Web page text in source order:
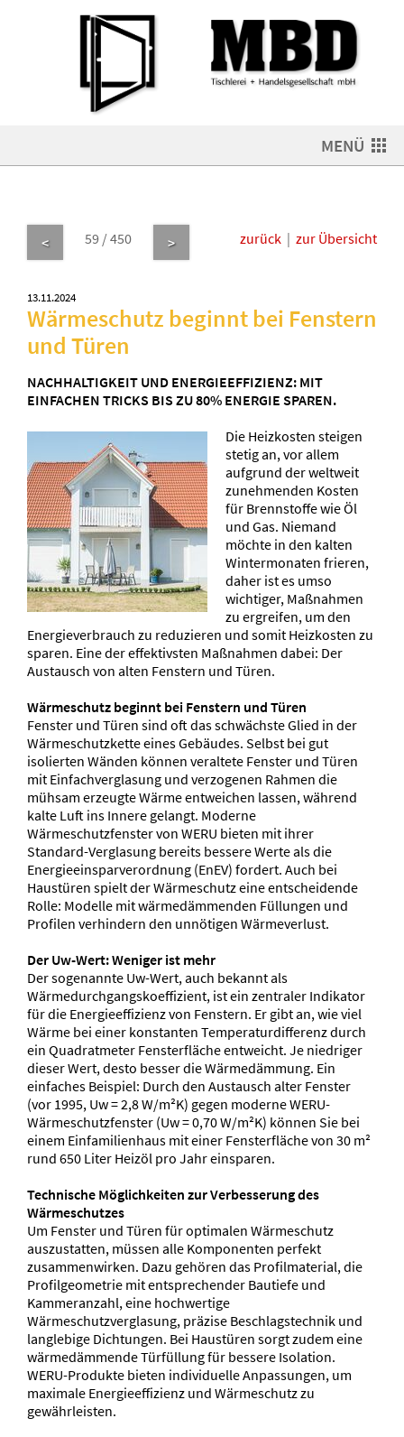
MENÜ
< 59 / 450 > zurück | zur Übersicht
13.11.2024
Wärmeschutz beginnt bei Fenstern
und Türen
NACHHALTIGKEIT UND ENERGIEEFFIZIENZ: MIT
EINFACHEN TRICKS BIS ZU 80% ENERGIE SPAREN.
Die Heizkosten steigen
stetig an, vor allem
aufgrund der weltweit
zunehmenden Kosten
für Brennstoffe wie Öl
und Gas. Niemand
möchte in den kalten
Wintermonaten frieren,
daher ist es umso
wichtiger, Maßnahmen
zu ergreifen, um den
Energieverbrauch zu reduzieren und somit Heizkosten zu
sparen. Eine der effektivsten Maßnahmen dabei: Der
Austausch von alten Fenstern und Türen.
Wärmeschutz beginnt bei Fenstern und Türen
Fenster und Türen sind oft das schwächste Glied in der
Wärmeschutzkette eines Gebäudes. Selbst bei gut
isolierten Wänden können veraltete Fenster und Türen
mit Einfachverglasung und verzogenen Rahmen die
mühsam erzeugte Wärme entweichen lassen, während
kalte Luft ins Innere gelangt. Moderne
Wärmeschutzfenster von WERU bieten mit ihrer
Standard-Verglasung bereits bessere Werte als die
Energieeinsparverordnung (EnEV) fordert. Auch bei
Haustüren spielt der Wärmeschutz eine entscheidende
Rolle: Modelle mit wärmedämmenden Füllungen und
Profilen verhindern den unnötigen Wärmeverlust.
Der Uw-Wert: Weniger ist mehr
Der sogenannte Uw-Wert, auch bekannt als
Wärmedurchgangskoeffizient, ist ein zentraler Indikator
für die Energieeffizienz von Fenstern. Er gibt an, wie viel
Wärme bei einer konstanten Temperaturdifferenz durch
ein Quadratmeter Fensterfläche entweicht. Je niedriger
dieser Wert, desto besser die Wärmedämmung. Ein
einfaches Beispiel: Durch den Austausch alter Fenster
(vor 1995, Uw = 2,8 W/m²K) gegen moderne WERU-
Wärmeschutzfenster (Uw = 0,70 W/m²K) können Sie bei
einem Einfamilienhaus mit einer Fensterfläche von 30 m²
rund 650 Liter Heizöl pro Jahr einsparen.
Technische Möglichkeiten zur Verbesserung des
Wärmeschutzes
Um Fenster und Türen für optimalen Wärmeschutz
auszustatten, müssen alle Komponenten perfekt
zusammenwirken. Dazu gehören das Profilmaterial, die
Profilgeometrie mit entsprechender Bautiefe und
Kammeranzahl, eine hochwertige
Wärmeschutzverglasung, präzise Beschlagstechnik und
langlebige Dichtungen. Bei Haustüren sorgt zudem eine
wärmedämmende Türfüllung für bessere Isolation.
WERU-Produkte bieten individuelle Anpassungen, um
maximale Energieeffizienz und Wärmeschutz zu
gewährleisten.